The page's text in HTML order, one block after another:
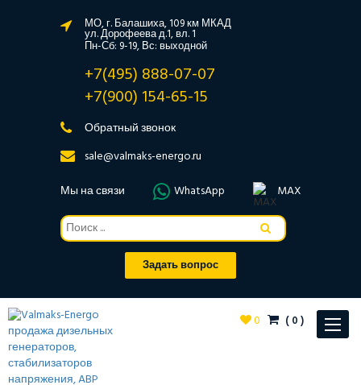
МО, г. Балашиха, 109 км МКАД
ул. Дорофеева д.1, вл. 1
Пн-Сб: 9-19, Вс: выходной
+7(495) 888-07-07
+7(900) 154-65-15
Обратный звонок
sale@valmaks-energo.ru
Мы на связи
WhatsApp MAX
Задать вопрос
Toggle
0 (0)